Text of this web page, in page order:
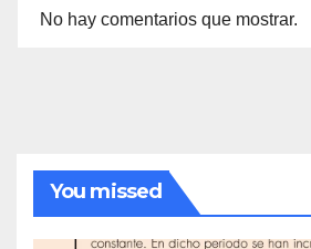
No hay comentarios que mostrar.
You missed